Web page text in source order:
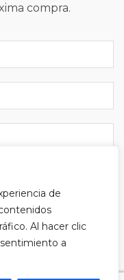
de
Al hacer clic
a
compra.